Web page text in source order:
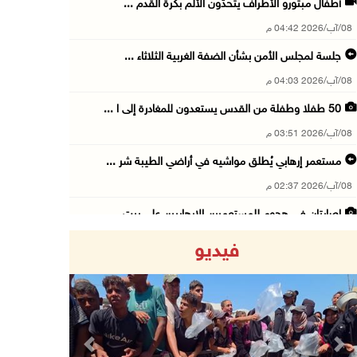
أطفال مبتورو الأطراف يتحدّون الألم بكرة القدم ...
08/آب/2026 04:42 م
جلسة لمجلس الأمن بشأن الضفة الغربية الثلاثاء ...
08/آب/2026 04:03 م
50 طفلا وطفلة من القدس يستعدون للمغادرة إلى ا ...
08/آب/2026 03:51 م
مستعمر إرهابي يُطلق مواشيه في أراضي الطيبة شر ...
08/آب/2026 02:37 م
إصابتان في هجوم للمستعمرين الإرهابيين على بيت ...
08/آب/2026 02:11 م
عبوات المعلبات الفارغة لزراعة الأشتال في غزة
08/آب/2026 12:53 م
فيديو
Previous Next